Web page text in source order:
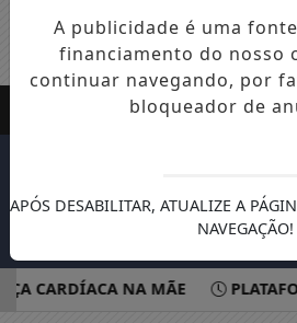
CARDÍACA NA MÃE
A publicidade é uma
financiamento do nosso
continuar navegando, por
bloqueador de
APÓS DESABILITAR, ATUALIZE A
NAVEGAÇÃO!